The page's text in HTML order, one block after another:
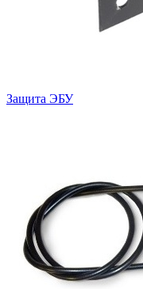
Защита ЭБУ